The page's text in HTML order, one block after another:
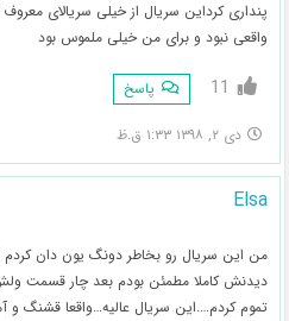
پنداری کرداین سریال از خیلی سریالای معروف
واقعی نبود و برای من خیلی ملموس بود
11 پاسخ
دی ۲, ۱۳۹۸ ۱:۳۳ ق.ظ
Elsa
من این سریال رو بخاطر دونگ یون دان کردم
دیدنش کاملا مطمئن بودم بعد چار قسمت
تموم کردم….این سریال عالیه…واقعا قشنگ و